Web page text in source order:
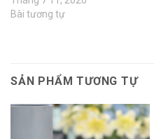
Bài tương tự
SẢN PHẨM TƯƠNG TỰ